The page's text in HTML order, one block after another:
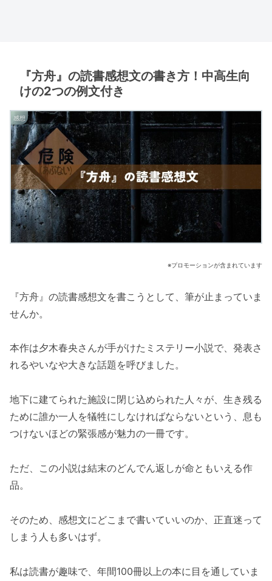
『方舟』の読書感想文の書き方！中高生向
けの2つの例文付き
感想
※プロモーションが含まれています
『方舟』の読書感想文を書こうとして、筆が止まっていま
せんか。
本作は夕木春央さんが手がけたミステリー小説で、発表さ
れるやいなや大きな話題を呼びました。
地下に建てられた施設に閉じ込められた人々が、生き残る
ために誰か一人を犠牲にしなければならないという、息も
つけないほどの緊張感が魅力の一冊です。
ただ、この小説は結末のどんでん返しが命ともいえる作
品。
そのため、感想文にどこまで書いていいのか、正直迷って
しまう人も多いはず。
私は読書が趣味で、年間100冊以上の本に目を通していま